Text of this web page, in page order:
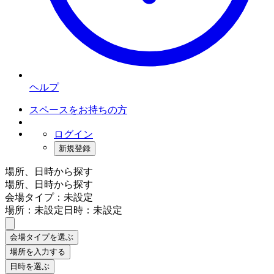
ヘルプ
スペースをお持ちの方
ログイン
新規登録
場所、日時から探す
場所、日時から探す
会場タイプ：未設定
場所：未設定日時：未設定
会場タイプを選ぶ
場所を入力する
日時を選ぶ